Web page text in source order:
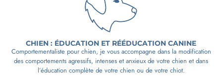
CHIEN : ÉDUCATION ET RÉÉDUCATION CANINE
Comportementaliste pour chien, je vous accompagne dans la modification
des comportements agressifs, intenses et anxieux de votre chien et dans
l’éducation complète de votre chien ou de votre chiot.